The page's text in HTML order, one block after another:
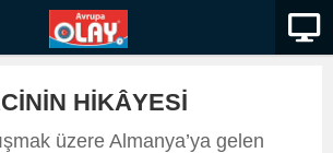
HİKÂYESİ
üzere Almanya’ya gelen